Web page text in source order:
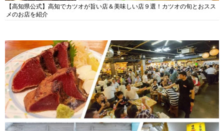
【高知県公式】高知でカツオが旨い店＆美味しい店９選！カツオの旬とおスス
メのお店を紹介